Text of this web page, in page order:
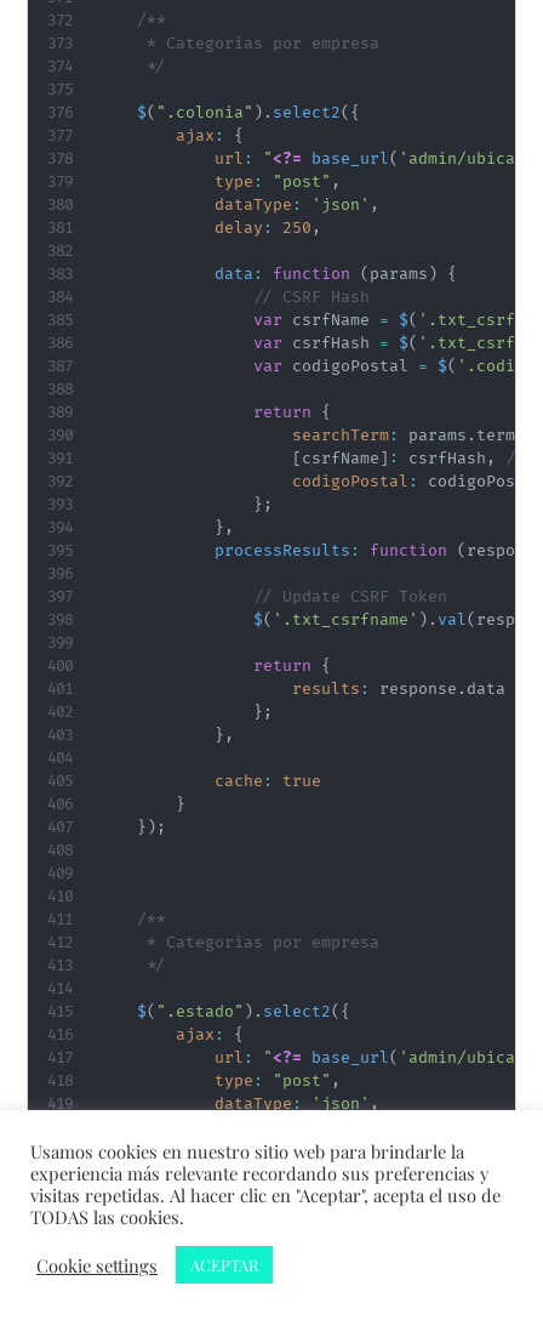
/**
     * Categorias por empresa
     */
$( ".colonia" ) . select2( {
ajax :
{
url : "<?= base_url( 'admin/
type : "post" ,
dataType : 'json' ,
delay : 250 ,
data : function ( params )
{
// CSRF Hash
var csrfName = $(
var csrfHash = $(
var codigoPostal = $(
return
{
searchTerm: params . term
[csrfName] : csrfHash ,
//
codigoPostal :
} ;
} ,
processResults : function (
// Update CSRF Token
$( '.txt_csrfname' ) . val(
return
{
results : response . data
} ;
} ,
cache :
true
}
} ) ;
/**
     * Categorias por empresa
     */
$( ".estado" ) . select2( {
ajax :
{
url : "<?= base_url( 'admin/
type : "post" ,
dataType : 'json' ,
data: function ( params) {
// CSRF Hash
var
var
Usamos cookies en nuestro sitio web para brindarle la
experiencia más relevante recordando sus preferencias y
visitas repetidas. Al hacer clic en "Aceptar", acepta el uso de
TODAS las cookies.
Cookie settings
ACEPTAR